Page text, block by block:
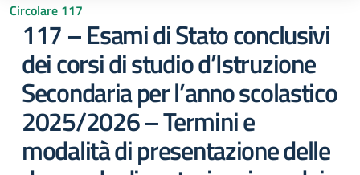
Circolare 117
117 – Esami di Stato conclusivi
dei corsi di studio d’Istruzione
Secondaria per l’anno scolastico
2025/2026 – Termini e
modalità di presentazione delle